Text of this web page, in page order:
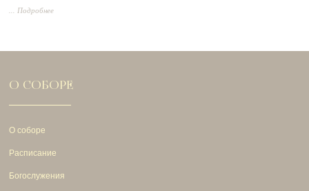
... Подробнее
О СОБОРЕ
О соборе
Расписание
Богослужения